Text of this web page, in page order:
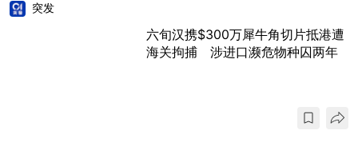
突发
六旬汉携$300万犀牛角切片抵港遭
海关拘捕 涉进口濒危物种囚两年